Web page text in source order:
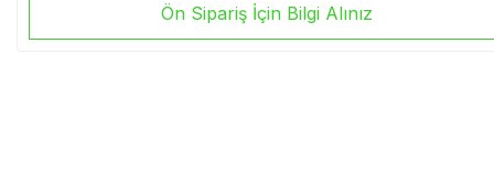
Ön Sipariş İçin Bilgi Alınız